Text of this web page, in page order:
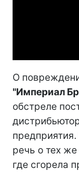
О
"Империал
обстреле
речь о тех же
где сгорела